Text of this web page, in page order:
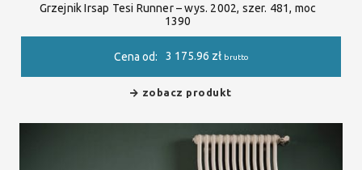
Grzejnik Irsap Tesi Runner – wys. 2002, szer. 481, moc
1390
Cena od: 3 175.96 zł brutto
zobacz produkt